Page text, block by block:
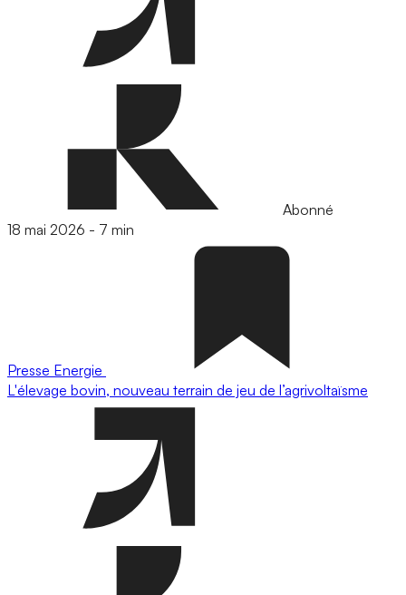
Abonné
18 mai 2026 - 7 min
Presse Energie
L'élevage bovin, nouveau terrain de jeu de l’agrivoltaïsme